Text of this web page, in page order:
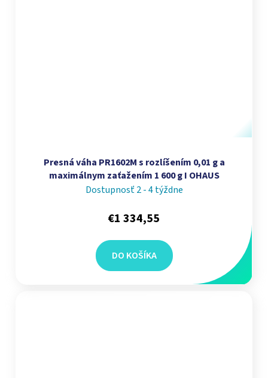
Presná váha PR1602M s rozlíšením 0,01 g a
maximálnym zaťažením 1 600 g I OHAUS
Dostupnosť 2 - 4 týždne
€1 334,55
DO KOŠÍKA